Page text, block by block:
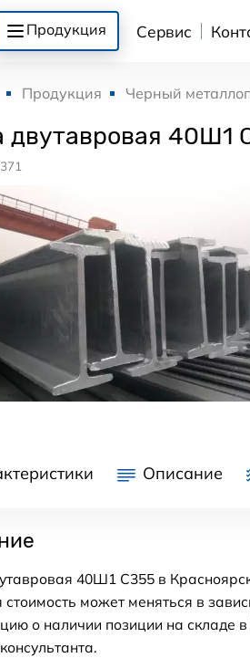
Продукция Сервис
Продукция Черный
двутавровая 40Ш1
Описание
40Ш1 С355 в
стоимость может меняться в
о наличии позиции на складе